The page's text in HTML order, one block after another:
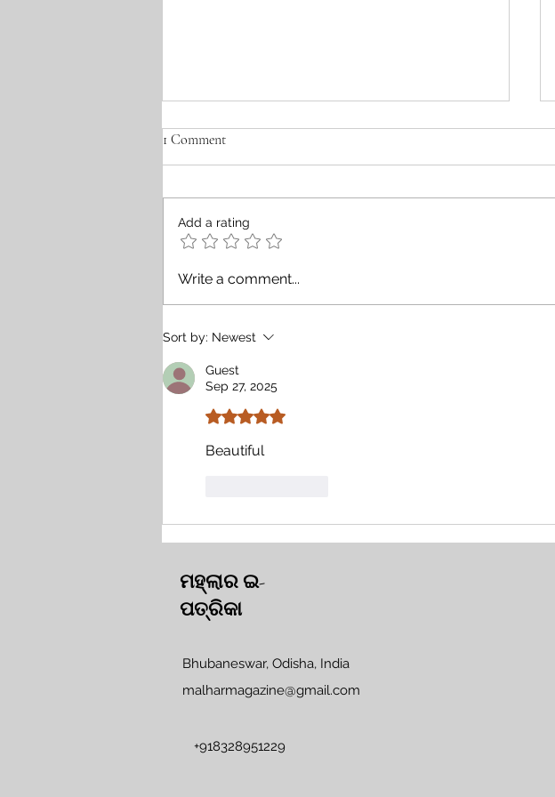
ସୁନ୍ଦର ସହର ମୋ ତାଳଚେର
ସୁନ୍ଦର ସହର ମୋ ତାଳଚେର ସିଏ ଯେ ଓଡିଶା ଶ୍ରେଷ୍ଠ
ଚିର ସ୍ରୋତସ୍ଵୈନି ସୁନ୍ଦର ବ୍ରହ୍ମଣି ଅବିରତ ଯାଏ ବହି
ଭାରତ ପ୍ରସିଧ୍ୟ ରାଜ ନଅ
1 Comment
Add a rating
Write a comment...
Sort by: Newest
Guest
Sep 27, 2025
Rated 5 out of 5 stars.
Beautiful
ମହ୍ଲାର ଇ-
ପତ୍ରିକା
Bhubaneswar, Odisha, India
malharmagazine@gmail.com
+918328951229